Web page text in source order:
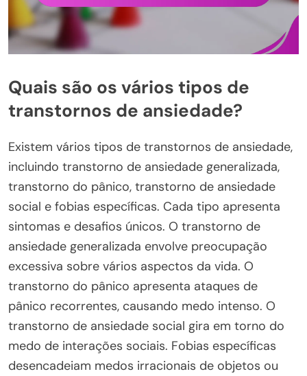
Quais são os vários tipos de
transtornos de ansiedade?
Existem vários tipos de transtornos de ansiedade,
incluindo transtorno de ansiedade generalizada,
transtorno do pânico, transtorno de ansiedade
social e fobias específicas. Cada tipo apresenta
sintomas e desafios únicos. O transtorno de
ansiedade generalizada envolve preocupação
excessiva sobre vários aspectos da vida. O
transtorno do pânico apresenta ataques de
pânico recorrentes, causando medo intenso. O
transtorno de ansiedade social gira em torno do
medo de interações sociais. Fobias específicas
desencadeiam medos irracionais de objetos ou